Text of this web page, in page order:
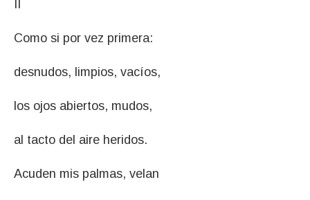
Como si por vez primera:
desnudos, limpios, vacíos,
los ojos abiertos, mudos,
al tacto del aire heridos.
Acuden mis palmas, velan